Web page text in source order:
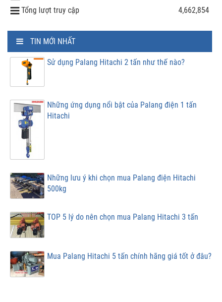
Tổng lượt truy cập
4,662,854
TIN MỚI NHẤT
Sử dụng Palang Hitachi 2 tấn như thế nào?
Những ứng dụng nổi bật của Palang điện 1 tấn
Hitachi
Những lưu ý khi chọn mua Palang điện Hitachi
500kg
TOP 5 lý do nên chọn mua Palang Hitachi 3 tấn
Mua Palang Hitachi 5 tấn chính hãng giá tốt ở đâu?